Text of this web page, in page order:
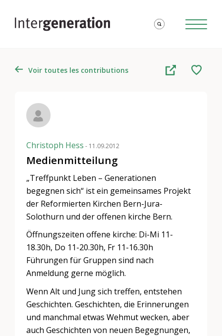
Voir toutes les contributions
Christoph Hess - 11.09.2012
Medienmitteilung
„Treffpunkt Leben – Generationen
begegnen sich“ ist ein gemeinsames Projekt
der Reformierten Kirchen Bern-Jura-
Solothurn und der offenen kirche Bern.
Öffnungszeiten offene kirche: Di-Mi 11-
18.30h, Do 11-20.30h, Fr 11-16.30h
Führungen für Gruppen sind nach
Anmeldung gerne möglich.
Wenn Alt und Jung sich treffen, entstehen
Geschichten. Geschichten, die Erinnerungen
und manchmal etwas Wehmut wecken, aber
auch Geschichten von neuen Begegnungen,